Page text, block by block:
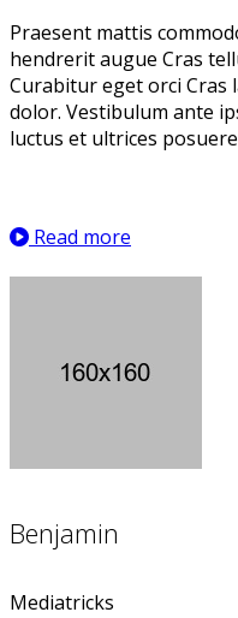
Praesent mattis
hendrerit augue Cras
Curabitur eget orci Cras
dolor. Vestibulum ante
luctus et ultrices
Read more
Benjamin
Mediatricks